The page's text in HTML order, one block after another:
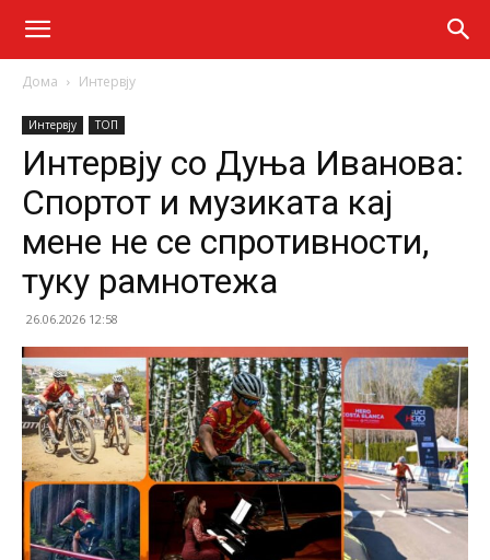
Дома Интервју
Интервју ТОП
Интервју со Дуња Иванова:
Спортот и музиката кај
мене не се спротивности,
туку рамнотежа
26.06.2026 12:58